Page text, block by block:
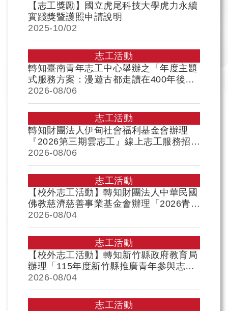
【志工獎勵】國立虎尾科技大學虎力永續
實踐獎暨護照申請說明
2025-10/02
志工活動
轉知臺南青年志工中心舉辦之「年度主題
式服務方案：漫遊古都走讀在400年後」
服務及相關培訓，歡迎各位學生踴躍報名
參加，請 查照
2026-08/06
志工活動
轉知財團法人伊甸社會福利基金會辦理
『2026第三期雲志工』線上志工服務招
募，歡迎各位學生踴躍報名參加，請 查
照。
2026-08/06
志工活動
【校外志工活動】轉知財團法人中華民國
佛教慈濟慈善事業基金會辦理「2026青年
知光柬埔寨華語國際伴學大學伴計畫」青
年志工招募，歡迎各位同學踴躍報名參
加，請 查照
2026-08/04
志工活動
【校外志工活動】轉知新竹縣政府教育局
辦理「115年度新竹縣推廣青年參與志願
服務-動物守護大行動、橫山秘境古道修
復行動」，歡迎各位同學踴躍報名參加，
請 查照
2026-08/04
志工活動